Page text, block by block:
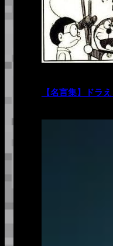
【名言集】ドラ